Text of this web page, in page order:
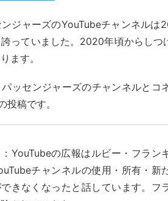
ジャーズのYouTubeチャンネル
っていました。2020年頃からし
ます。
ッセンジャーズのチャンネルとコ
投稿です。
YouTubeの広報はルビー・フラン
チャンネルの使用・所有・新
きなくなったと話しています。フ